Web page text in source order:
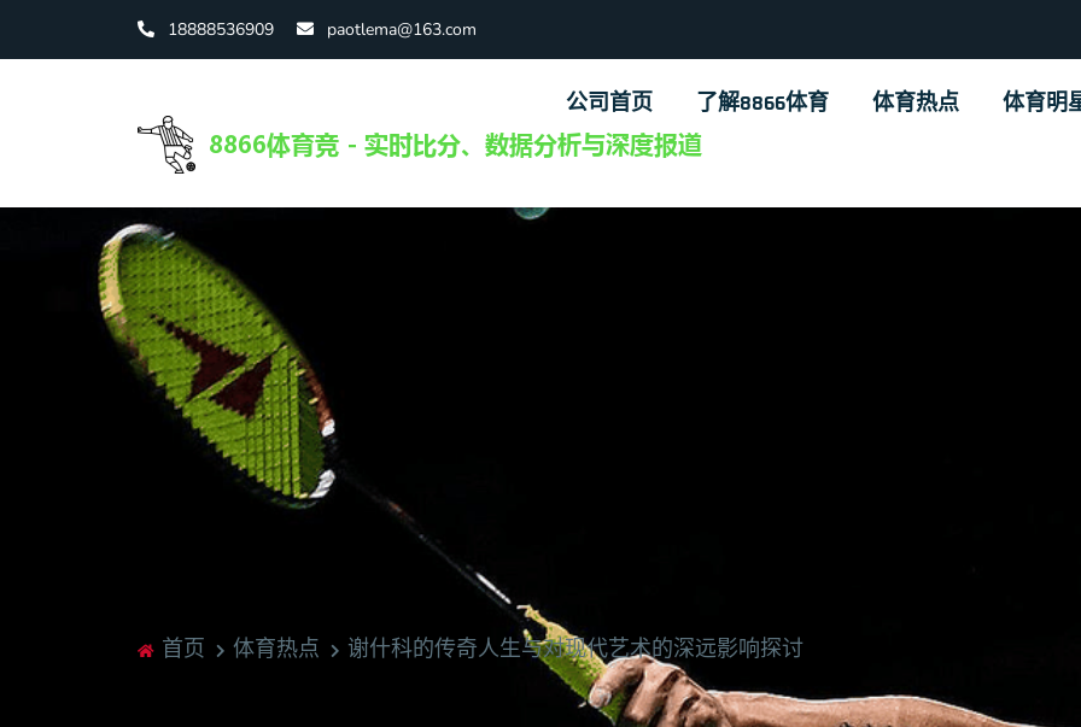
18888536909 paotlema@163.com
公司首页 了解8866体育 体育热点 体育明
首页 体育热点 谢什科的传奇人生与对现代艺术的深远影响探讨